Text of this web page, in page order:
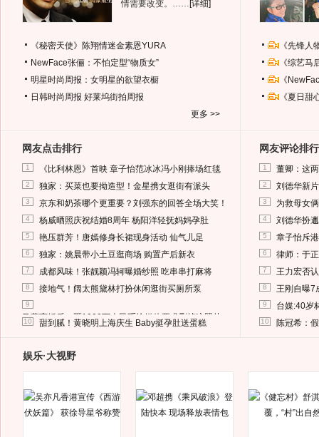
情需要改变。…… [详细]
《秘密天使》陈翔情迷金素恩YURA
NewFace张俪：不怕定型“物质女”
明星时尚周报：女明星的欲望衣橱
日韩时尚周报 好莱坞街拍周报
更多 >>
《先锋
《综艺
《
《夏日
网友点击排行
1 《比利林恩》首映 章子怡范冰冰冯小刚捧场红毯
2 独家：买菜也要拗造型！金星携女逛街有派头
3 京东和奶茶哪个更重要？刘强东的回答全场大笑！
4 杨威晒照庆祝结婚8周年 杨阳洋轻抚妈妈孕肚
5 艳压群芳！唐嫣修身长裙现身活动 仙气儿足
6 独家：姚晨带小土豆逛商场 购置产后新衣
7 成都风味！张靓颖冯轲曝婚纱照 吃串串打麻将
8 接地气！阔太熊黛林打扮休闲逛街买厕所泵
9
马蓉离婚后，砸1000万人民币给媒体要求删掉这照片
10 甜到腻！黄晓明上海庆生 Baby挺孕肚送蛋糕
网友评论排行
1 董卿：这
2 刘德华新
3 为救母女
4 刘德华扮
5 章子怡斥
6 律师：于
7 王力宏否
8 王刚自曝7
9 台媒:40岁
10 陈冠希：
娱乐·大视野